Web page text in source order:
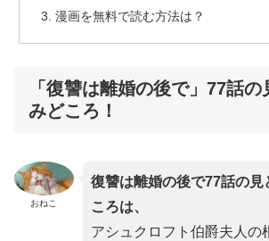
漫画を無料で読む方法は？
「復讐は離婚の後で」77話
みどころ！
おねこ
復讐は離婚の後で77話の見
ころは、
アシュクロフト伯爵夫人の